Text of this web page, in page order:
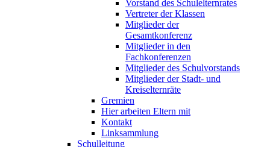
Vorstand des Schulelternrates
Vertreter der Klassen
Mitglieder der
Gesamtkonferenz
Mitglieder in den
Fachkonferenzen
Mitglieder des Schulvorstands
Mitglieder der Stadt- und
Kreiselternräte
Gremien
Hier arbeiten Eltern mit
Kontakt
Linksammlung
Schulleitung